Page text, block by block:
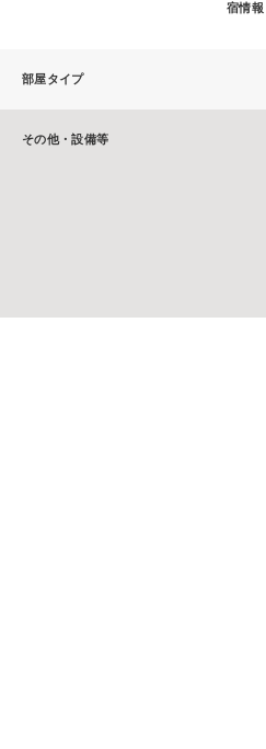
宿情報
部屋タイプ
その他・設備等